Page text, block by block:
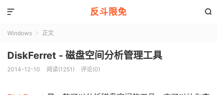
反斗限免 

Windows  正文
DiskFerret - 磁盘空间分析管理工具
2014-12-10 阅读(1251) 评论(0)